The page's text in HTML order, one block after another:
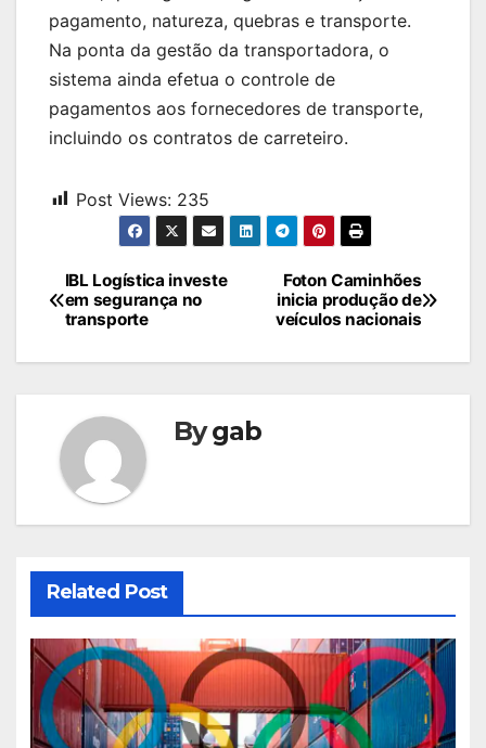
pagamento, natureza, quebras e transporte.
Na ponta da gestão da transportadora, o
sistema ainda efetua o controle de
pagamentos aos fornecedores de transporte,
incluindo os contratos de carreteiro.
Post Views: 235
Navegação
de
Foton Caminhões
inicia produção de
veículos nacionais
IBL Logística investe
em segurança no
transporte
Bygab
Related Post